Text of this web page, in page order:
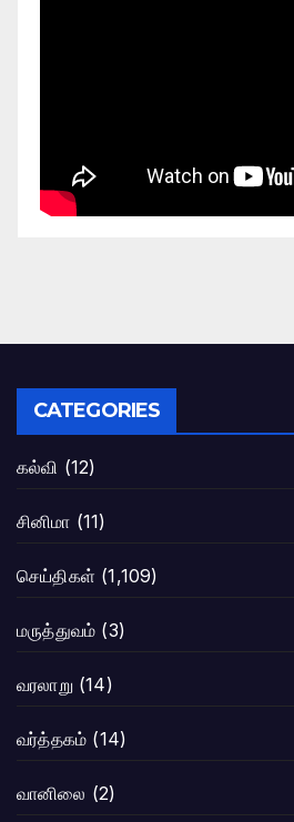
CATEGORIES
கல்வி (12)
சினிமா (11)
செய்திகள் (1,109)
மருத்துவம் (3)
வரலாறு (14)
வர்த்தகம் (14)
வானிலை (2)